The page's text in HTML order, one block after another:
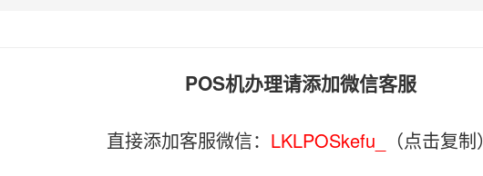
POS机办理请添加微信客服
直接添加客服微信： LKLPOSkefu_ （点击复制）